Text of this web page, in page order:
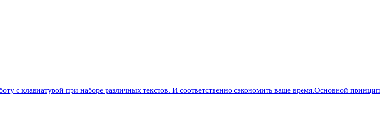
с клавиатурой при наборе различных текстов. И соответственно сэкономить ваше время.Основной принцип